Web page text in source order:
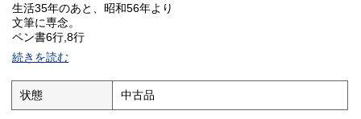
生活35年のあと、昭和56年より
文筆に専念。
ペン書6行,8行
※HPに詳細画像UPしました。※発送は4Kg未満はスマートレター
¥180〜、4Kg超過は着払い宅急便となります。
続きを読む
状態 中古品